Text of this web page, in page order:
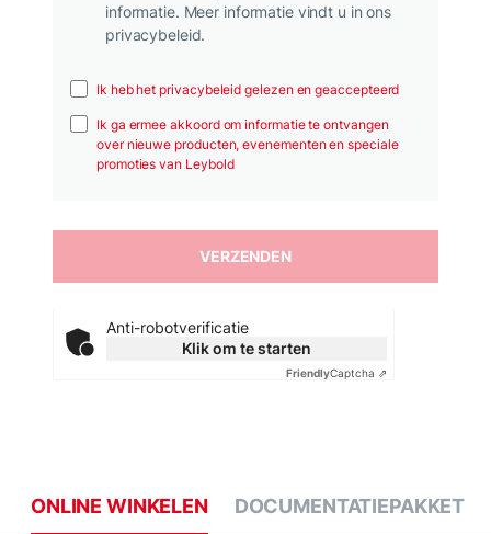
informatie. Meer informatie vindt u in ons
privacybeleid.
Ik heb het privacybeleid gelezen en geaccepteerd
Ik ga ermee akkoord om informatie te ontvangen
over nieuwe producten, evenementen en speciale
promoties van Leybold
Anti-robotverificatie
Klik om te starten
FriendlyCaptcha ⇗
ONLINE WINKELEN DOCUMENTATIEPAKKET